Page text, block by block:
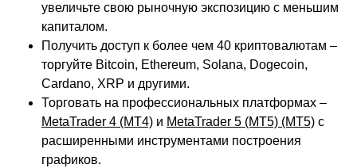
увеличьте свою рыночную экспозицию с меньшим
капиталом.
Получить доступ к более чем 40 криптовалютам –
торгуйте Bitcoin, Ethereum, Solana, Dogecoin,
Cardano, XRP и другими.
Торговать на профессиональных платформах –
MetaTrader 4 (MT4) и MetaTrader 5 (MT5) (MT5) с
расширенными инструментами построения
графиков.